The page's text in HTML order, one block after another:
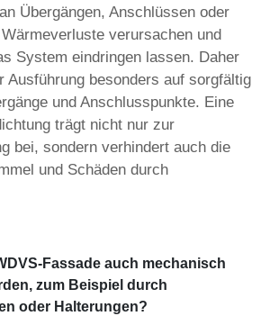
Übergängen, Anschlüssen oder
verursachen und
System eindringen lassen. Daher
Ausführung besonders auf sorgfältig
und Anschlusspunkte. Eine
trägt nicht nur zur
bei, sondern verhindert auch die
und Schäden durch
Fassade auch mechanisch
zum Beispiel durch
oder Halterungen?